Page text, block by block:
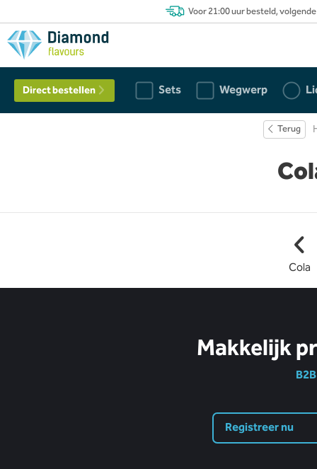
Voor 21:00 uur besteld,
Direct bestellen Sets Wegwerp
Terug
Cola
Makkelijk
Registreer nu